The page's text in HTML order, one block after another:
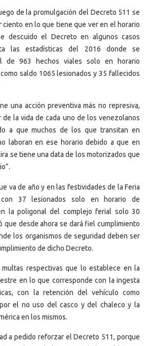
de la promulgación del Decreto 511 se
ciento en lo que tiene que ver en el horario
descuido el Decreto en algunos casos
las estadísticas del 2016 donde se
de 963 hechos viales solo en horario
saldo 1065 lesionados y 35 fallecidos
una acción preventiva más no represiva,
de la vida de cada uno de los venezolanos
a que muchos de los que transitan en
laboran en ese horario debido a que en
se tiene una data de los motorizados que
va de año y en las festividades de la Feria
37 lesionados solo en horario de
la poligonal del complejo ferial solo 30
que desde ahora se dará fiel cumplimiento
los organismos de seguridad deben ser
de dicho Decreto.
respectivas que lo establece en la
en lo que corresponde con la ingesta
con la retención del vehículo como
el no uso del casco y del chaleco y la
en los mismos.
a pedido reforzar el Decreto 511, porque